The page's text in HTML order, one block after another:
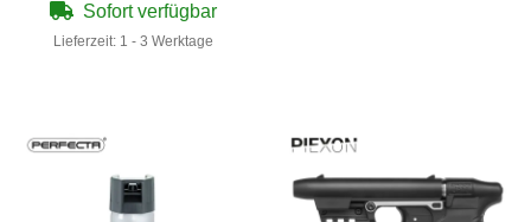
Sofort verfügbar
Lieferzeit: 1 - 3 Werktage